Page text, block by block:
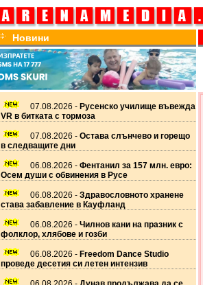
Новини
07.08.2026 - Русенско училище въвежда
VR в битката с тормоза
07.08.2026 - Остава слънчево и горещо
в следващите дни
06.08.2026 - Фентанил за 157 млн. евро:
Осем души с обвинения в Русе
06.08.2026 - Здравословното хранене
става забавление в Кауфланд
06.08.2026 - Чилнов кани на празник с
фолклор, хлябове и гозби
06.08.2026 - Freedom Dance Studio
проведе десетия си летен интензив